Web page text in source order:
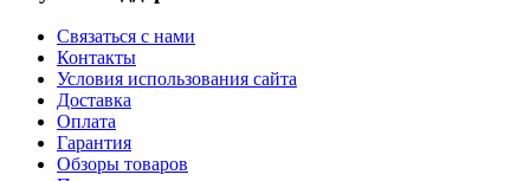
Связаться с нами
Контакты
Условия использования сайта
Доставка
Оплата
Гарантия
Обзоры товаров